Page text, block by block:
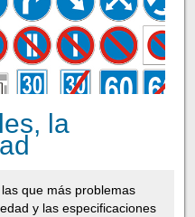
la
que más problemas
y las especificaciones